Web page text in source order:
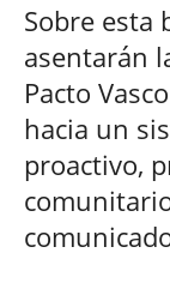
Sobre esta
asentarán
Pacto
hacia un
proactivo,